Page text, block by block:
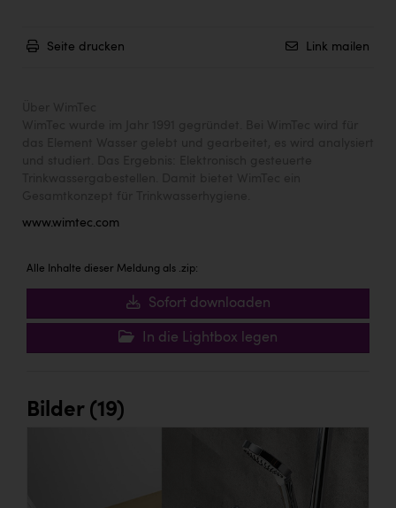
Seite drucken Link mailen
www.wimtec.com
Alle Inhalte dieser Meldung als .zip:
Sofort downloaden
In die Lightbox legen
Bilder (19)